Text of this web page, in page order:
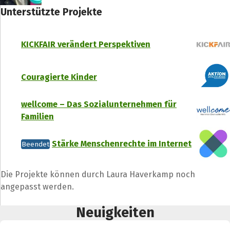
Unterstützte Projekte
KICKFAIR verändert Perspektiven
Couragierte Kinder
wellcome – Das Sozialunternehmen für
Familien
Beendet Stärke Menschenrechte im Internet
Die Projekte können durch Laura Haverkamp noch
angepasst werden.
Neuigkeiten